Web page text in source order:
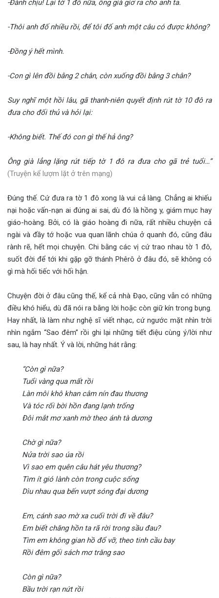
-Đành chịu! Lại tờ 1 đô nữa, ông già giơ ra cho anh ta.
-Thôi anh đố nhiều rồi, để tôi đố anh một câu có được không?
-Đồng ý hết mình.
-Con gì lên đồi bằng 2 chân, còn xuống đồi bằng 3 chân?
Suy nghĩ một hồi lâu, gã thanh-niên quyết định rút tờ 10 đô ra
đưa cho đối thủ và hỏi lại:
-Không biết. Thế đó con gì thế hả ông?
Ông già lẳng lặng rút tiếp tờ 1 đô ra đưa cho gã trẻ tuổi…”
(Truyện kể lượm lặt ở trên mạng)
Đúng thế. Cứ đưa ra tờ 1 đô xong là vui cả làng. Chẳng ai khiếu
nại hoặc vấn-nạn ai đúng ai sai, dù đó là hồng y, giám mục hay
giáo-hoàng. Bởi, có là giáo hoàng đi nữa, rất nhiều chuyện cả
ngài và đầy tớ hoặc vua quan lãnh chúa ở quanh đó, cũng đâu
rành rẽ, hết mọi chuyện. Chi bằng các vị cứ trao nhau tờ 1 đô,
suốt đời để tới khi gặp gỡ thánh Phêrô ở đâu đó, sẽ không có
gì mà hối tiếc với hối hận.
Chuyện đời ở đâu cũng thế, kể cả nhà Đạo, cũng vẫn có những
điều khó hiểu, dù đã nói ra bằng lời hoặc còn giữ kín trong bụng.
Hay nhất, là làm như nghệ sĩ viết nhạc, cứ ngước mặt nhìn trời
nhìn ngắm “Sao đêm” rồi ghi lại những tiết điệu cùng ý/lời như
sau, là hay nhất. Ý và lời, những hát rằng:
“Còn gì nữa?
Tuổi vàng qua mất rồi
Làn môi khô khan câm nín đau thương
Và tóc rối bời hồn đang lạnh trống
Đôi mắt mơ xanh mờ theo ánh tà dương
Chờ gì nữa?
Nửa trời sao úa rồi
Vì sao em quên câu hát yêu thương?
Tìm ít gió lành còn trong cuộc sống
Dìu nhau qua bến vượt sóng đại dương
Em, cánh sao mờ xa cuối trời đi về đâu?
Em biết chăng hồn ta rã rời trong sầu đau?
Tìm em không gian hồ đổ vỡ, theo tinh cầu bay
Rồi đêm gối sách mơ trăng sao
Còn gì nữa?
Bầu trời rạn nứt rồi